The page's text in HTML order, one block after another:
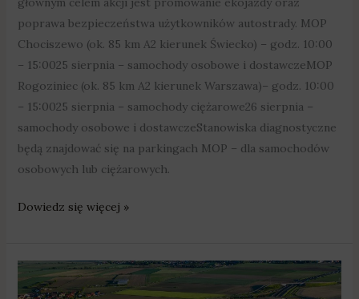
poprawa bezpieczeństwa użytkowników autostrady. MOP
Chociszewo (ok. 85 km A2 kierunek Świecko) – godz. 10:00
– 15:0025 sierpnia – samochody osobowe i dostawczeMOP
Rogoziniec (ok. 85 km A2 kierunek Warszawa)– godz. 10:00
– 15:0025 sierpnia – samochody ciężarowe26 sierpnia –
samochody osobowe i dostawczeStanowiska diagnostyczne
będą znajdować się na parkingach MOP – dla samochodów
osobowych lub ciężarowych.
Dowiedz się więcej »
Utrudnienia
na